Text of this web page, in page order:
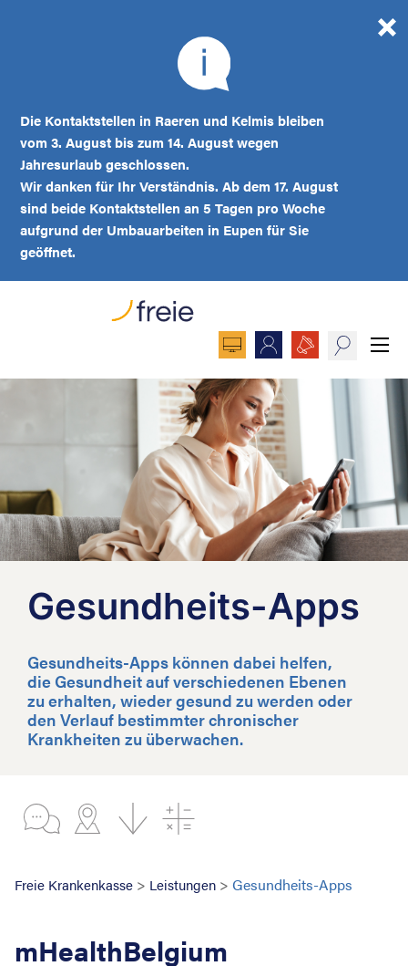
Die Kontaktstellen in Raeren und Kelmis bleiben
vom 3. August bis zum 14. August wegen
Jahresurlaub geschlossen.
Wir danken für Ihr Verständnis. Ab dem 17. August
sind beide Kontaktstellen an 5 Tagen pro Woche
aufgrund der Umbauarbeiten in Eupen für Sie
geöffnet.
Gesundheits-Apps
Gesundheits-Apps können dabei helfen,
die Gesundheit auf verschiedenen Ebenen
zu erhalten, wieder gesund zu werden oder
den Verlauf bestimmter chronischer
Krankheiten zu überwachen.
Freie Krankenkasse> Leistungen> Gesundheits-Apps
mHealthBelgium